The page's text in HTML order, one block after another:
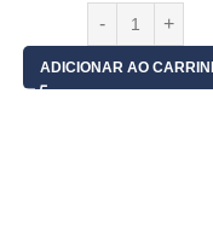
ADICIONAR AO